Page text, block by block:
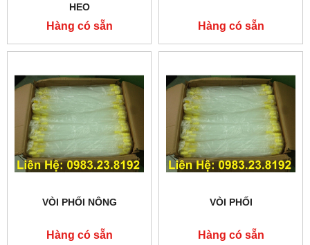
HEO
Hàng có sẵn Hàng có sẵn
VÒI PHỐI NÔNG
Hàng có sẵn
VÒI PHỐI
Hàng có sẵn